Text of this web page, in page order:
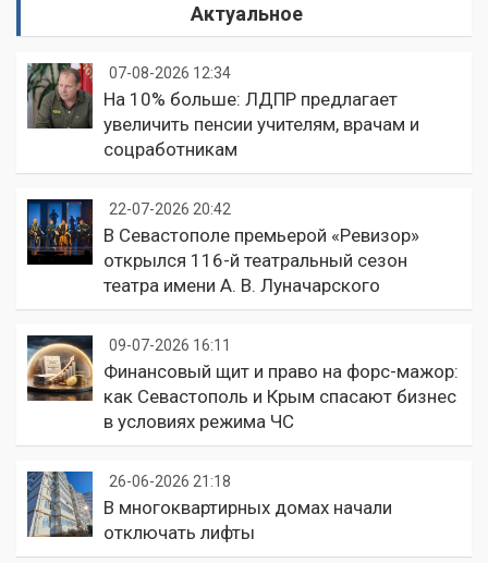
Актуальное
07-08-2026 12:34
На 10% больше: ЛДПР предлагает
увеличить пенсии учителям, врачам и
соцработникам
22-07-2026 20:42
В Севастополе премьерой «Ревизор»
открылся 116-й театральный сезон
театра имени А. В. Луначарского
09-07-2026 16:11
Финансовый щит и право на форс-мажор:
как Севастополь и Крым спасают бизнес
в условиях режима ЧС
26-06-2026 21:18
В многоквартирных домах начали
отключать лифты